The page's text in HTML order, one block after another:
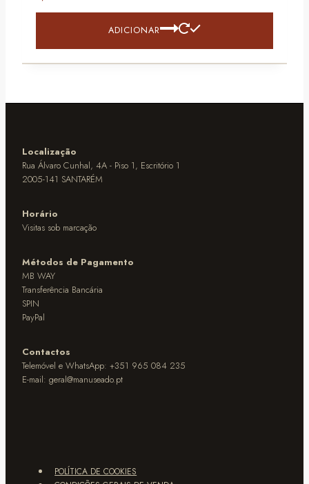
ADICIONAR
Localização
Rua Álvaro Cunhal, 4A - Piso 1, Escritório 1
2005-141 SANTARÉM
Horário
Visitas sob marcação
Métodos de Pagamento
MB WAY
Transferência Bancária
SPIN
PayPal
Contactos
Telemóvel e WhatsApp: +351 965 084 235
E-mail: geral@manuseado.pt
POLÍTICA DE COOKIES